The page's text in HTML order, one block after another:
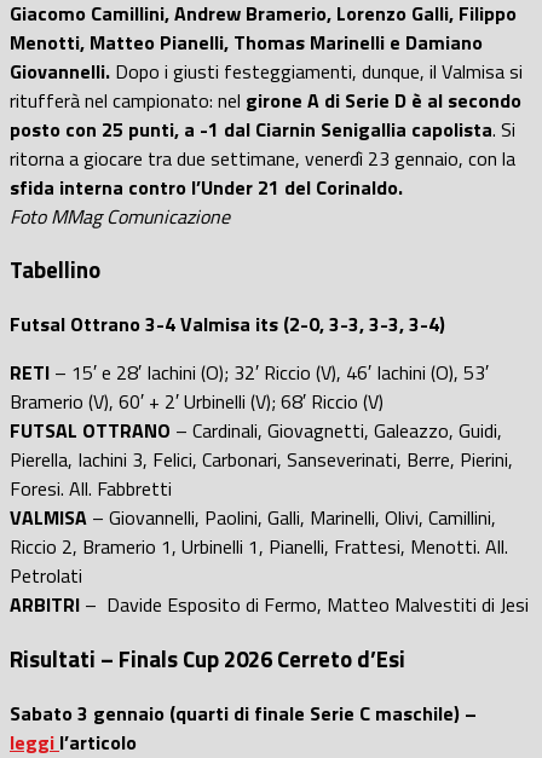
Giacomo Camillini, Andrew Bramerio, Lorenzo Galli, Filippo
Menotti, Matteo Pianelli, Thomas Marinelli e Damiano
Giovannelli. Dopo i giusti festeggiamenti, dunque, il Valmisa si
ritufferà nel campionato: nel girone A di Serie D è al secondo
posto con 25 punti, a -1 dal Ciarnin Senigallia capolista. Si
ritorna a giocare tra due settimane, venerdì 23 gennaio, con la
sfida interna contro l’Under 21 del Corinaldo.
Foto MMag Comunicazione
Tabellino
Futsal Ottrano 3-4 Valmisa its (2-0, 3-3, 3-3, 3-4)
RETI – 15′ e 28′ Iachini (O); 32′ Riccio (V), 46′ Iachini (O), 53′
Bramerio (V), 60′ + 2′ Urbinelli (V); 68′ Riccio (V)
FUTSAL OTTRANO – Cardinali, Giovagnetti, Galeazzo, Guidi,
Pierella, Iachini 3, Felici, Carbonari, Sanseverinati, Berre, Pierini,
Foresi. All. Fabbretti
VALMISA – Giovannelli, Paolini, Galli, Marinelli, Olivi, Camillini,
Riccio 2, Bramerio 1, Urbinelli 1, Pianelli, Frattesi, Menotti. All.
Petrolati
ARBITRI – Davide Esposito di Fermo, Matteo Malvestiti di Jesi
Risultati – Finals Cup 2026 Cerreto d’Esi
Sabato 3 gennaio (quarti di finale Serie C maschile) –
leggi l’articolo